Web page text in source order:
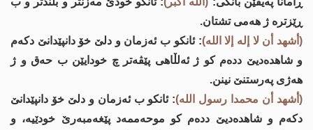
ڕێزتره‌ ژ هه‌می تشتان.
(أشهد أن لا إله إلا الله): ئانكو ب ئه‌زمان و دلێ خۆ دانپێدانێ دكه‌م
و شاهده‌دیێ دده‌م كو ژ ئه‌لڵاهی پێڤه‌تر چ خودایێن ب حه‌ق و ژ
هه‌ژی په‌رستنێ نینن‌.
(أشهد أن محمدا رسول الله): ئانكو ب ئه‌زمان و دلێ خۆ دانپێدانێ
دكه‌م و شاهده‌دیێ دده‌م كو موحه‌ممه‌د پێغه‌مبه‌رێ خودێیه‌، و